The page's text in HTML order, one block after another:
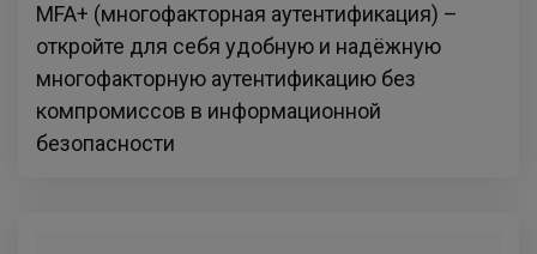
MFA+ (многофакторная аутентификация) –
откройте для себя удобную и надёжную
многофакторную аутентификацию без
компромиссов в информационной
безопасности